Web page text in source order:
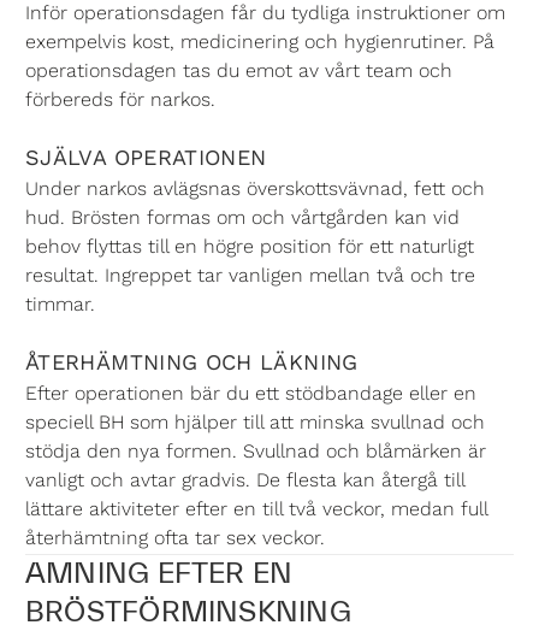
Inför operationsdagen får du tydliga instruktioner om
exempelvis kost, medicinering och hygienrutiner. På
operationsdagen tas du emot av vårt team och
förbereds för narkos.
SJÄLVA OPERATIONEN
Under narkos avlägsnas överskottsvävnad, fett och
hud. Brösten formas om och vårtgården kan vid
behov flyttas till en högre position för ett naturligt
resultat. Ingreppet tar vanligen mellan två och tre
timmar.
ÅTERHÄMTNING OCH LÄKNING
Efter operationen bär du ett stödbandage eller en
speciell BH som hjälper till att minska svullnad och
stödja den nya formen. Svullnad och blåmärken är
vanligt och avtar gradvis. De flesta kan återgå till
lättare aktiviteter efter en till två veckor, medan full
återhämtning ofta tar sex veckor.
AMNING EFTER EN
BRÖSTFÖRMINSKNING